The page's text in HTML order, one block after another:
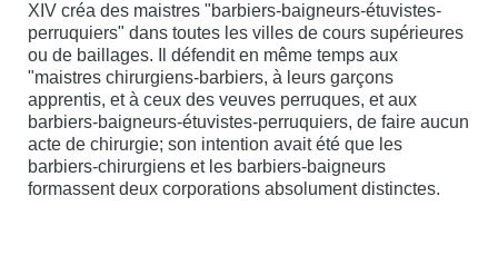
XIV créa des maistres "barbiers-baigneurs-étuvistes-
perruquiers" dans toutes les villes de cours supérieures
ou de baillages. Il défendit en même temps aux
"maistres chirurgiens-barbiers, à leurs garçons
apprentis, et à ceux des veuves perruques, et aux
barbiers-baigneurs-étuvistes-perruquiers, de faire aucun
acte de chirurgie; son intention avait été que les
barbiers-chirurgiens et les barbiers-baigneurs
formassent deux corporations absolument distinctes.